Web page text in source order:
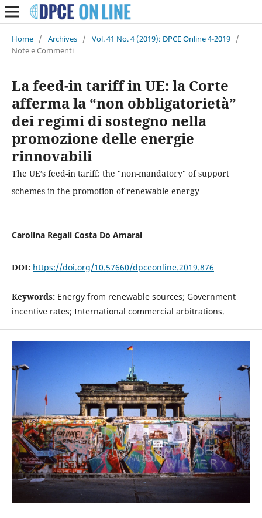
Home / Archives / Vol. 41 No. 4 (2019): DPCE Online 4-2019 /
Note e Commenti
La feed-in tariff in UE: la Corte
afferma la “non obbligatorietà”
dei regimi di sostegno nella
promozione delle energie
rinnovabili
The UE’s feed-in tariff: the "non-mandatory" of support
schemes in the promotion of renewable energy
Carolina Regali Costa Do Amaral
DOI: https://doi.org/10.57660/dpceonline.2019.876
Keywords: Energy from renewable sources; Government
incentive rates; International commercial arbitrations.